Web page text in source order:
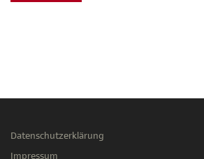
Datenschutzerklärung
Impressum